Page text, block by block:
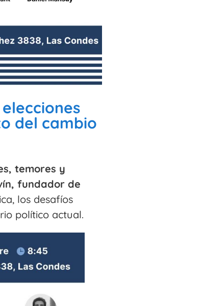
del cambio
temores y
fundador de
los desafíos
político actual.